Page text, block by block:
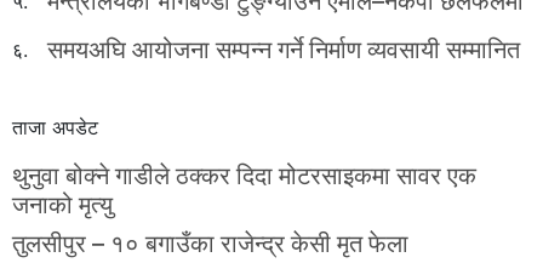
६. समयअघि आयोजना सम्पन्न गर्ने निर्माण व्यवसायी सम्मानित
ताजा अपडेट
थुनुवा बोक्ने गाडीले ठक्कर दिदा मोटरसाइकमा सावर एक
जनाको मृत्यु
तुलसीपुर – १० बगाउँका राजेन्द्र केसी मृत फेला